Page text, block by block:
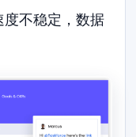
不稳定，数据